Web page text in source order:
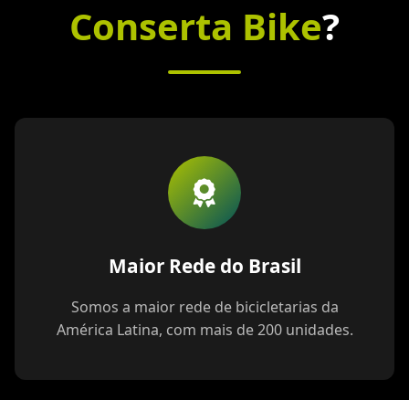
Conserta Bike?
Maior Rede do Brasil
Somos a maior rede de bicicletarias da
América Latina, com mais de 200 unidades.